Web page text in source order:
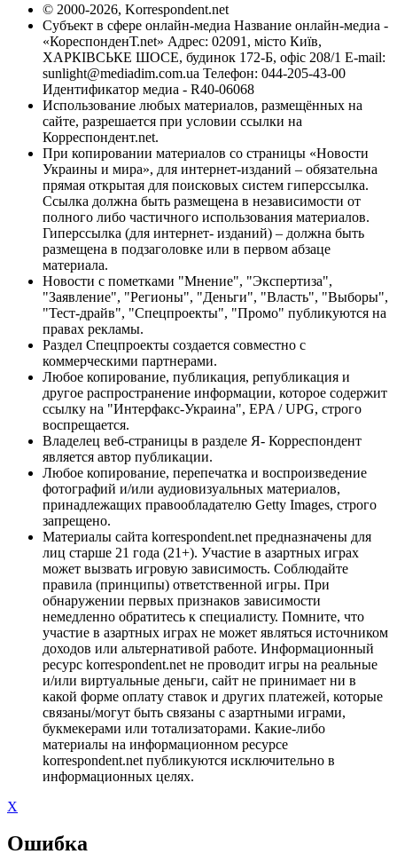
© 2000-2026, Korrespondent.net
Субъект в сфере онлайн-медиа Название онлайн-медиа -
«КореспонденТ.net» Адрес: 02091, місто Київ,
ХАРКІВСЬКЕ ШОСЕ, будинок 172-Б, офіс 208/1 E-mail:
sunlight@mediadim.com.ua Телефон: 044-205-43-00
Идентификатор медиа - R40-06068
Использование любых материалов, размещённых на
сайте, разрешается при условии ссылки на
Корреспондент.net.
При копировании материалов со страницы «Новости
Украины и мира», для интернет-изданий – обязательна
прямая открытая для поисковых систем гиперссылка.
Ссылка должна быть размещена в независимости от
полного либо частичного использования материалов.
Гиперссылка (для интернет- изданий) – должна быть
размещена в подзаголовке или в первом абзаце
материала.
Новости с пометками "Мнение", "Экспертиза",
"Заявление", "Регионы", "Деньги", "Власть", "Выборы",
"Тест-драйв", "Спецпроекты", "Промо" публикуются на
правах рекламы.
Раздел Спецпроекты создается совместно с
коммерческими партнерами.
Любое копирование, публикация, републикация и
другое распространение информации, которое содержит
ссылку на "Интерфакс-Украина", EPA / UPG, строго
воспрещается.
Владелец веб-страницы в разделе Я- Корреспондент
является автор публикации.
Любое копирование, перепечатка и воспроизведение
фотографий и/или аудиовизуальных материалов,
принадлежащих правообладателю Getty Images, строго
запрещено.
Материалы сайта korrespondent.net предназначены для
лиц старше 21 года (21+). Участие в азартных играх
может вызвать игровую зависимость. Соблюдайте
правила (принципы) ответственной игры. При
обнаружении первых признаков зависимости
немедленно обратитесь к специалисту. Помните, что
участие в азартных играх не может являться источником
доходов или альтернативой работе. Информационный
ресурс korrespondent.net не проводит игры на реальные
и/или виртуальные деньги, сайт не принимает ни в
какой форме оплату ставок и других платежей, которые
связаны/могут быть связаны с азартными играми,
букмекерами или тотализаторами. Какие-либо
материалы на информационном ресурсе
korrespondent.net публикуются исключительно в
информационных целях.
X
Ошибка